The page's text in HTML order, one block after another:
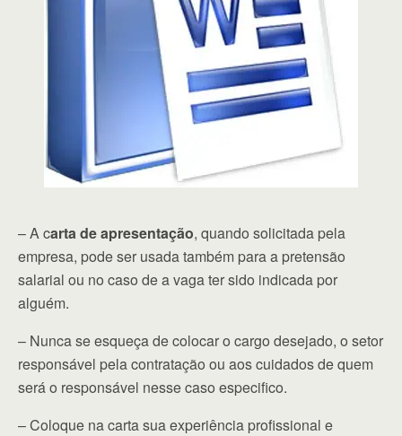
– A carta de apresentação, quando solicitada pela
empresa, pode ser usada também para a pretensão
salarial ou no caso de a vaga ter sido indicada por
alguém.
– Nunca se esqueça de colocar o cargo desejado, o setor
responsável pela contratação ou aos cuidados de quem
será o responsável nesse caso especifico.
– Coloque na carta sua experiência profissional e